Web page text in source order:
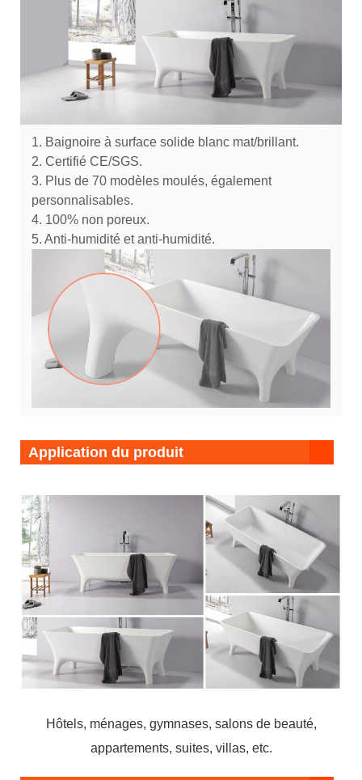
1. Baignoire à surface solide blanc mat/brillant.
2. Certifié CE/SGS.
3. Plus de 70 modèles moulés, également
personnalisables.
4. 100% non poreux.
5. Anti-humidité et anti-humidité.
Application du produit
Hôtels, ménages, gymnases, salons de beauté,
appartements, suites, villas, etc.